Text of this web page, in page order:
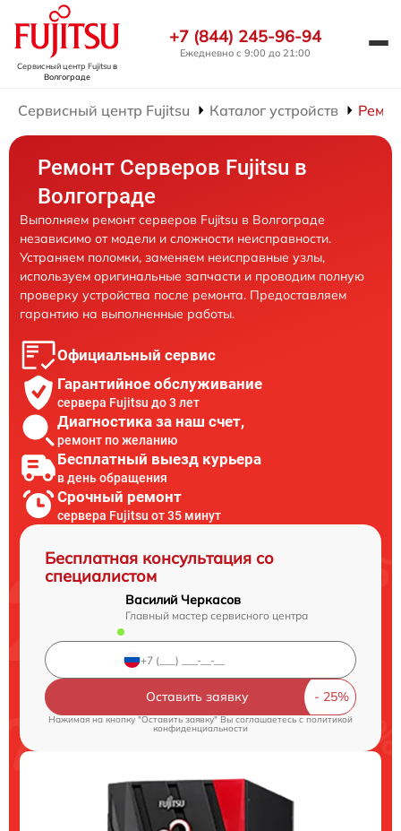
Сервисный центр Fujitsuв
Волгограде
+7 (844) 245-96-94
Ежедневно с 9:00 до 21:00
Сервисный центр Fujitsu Каталог устройств
Ремонт Серверов Fujitsu в
Волгограде
Выполняем ремонт серверов Fujitsu в Волгограде
независимо от модели и сложности неисправности.
Устраняем поломки, заменяем неисправные узлы,
используем оригинальные запчасти и проводим полную
проверку устройства после ремонта. Предоставляем
гарантию на выполненные работы.
Официальный сервис
Гарантийное обслуживание
сервера Fujitsu до 3 лет
Диагностика за наш счет,
ремонт по желанию
Бесплатный выезд курьера
в день обращения
Срочный ремонт
сервера Fujitsu от 35 минут
Бесплатная консультация со
специалистом
Василий Черкасов
Главный мастер сервисного центра
Оставить заявку
Нажимая на кнопку "Оставить заявку" Вы соглашаетесь cполитикой
конфиденциальности